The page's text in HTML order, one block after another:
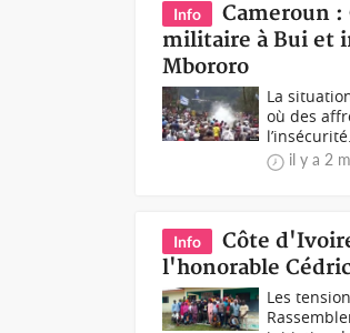
Info
Cameroun
militaire à Bui et
Mbororo
La
où des
il y a 2
Info
Côte
l'honorable
Les